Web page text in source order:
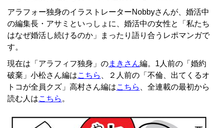
アラフォー独身のイラストレーターNobbyさんが、婚活中
の編集長・アサミといっしょに、婚活中の女性と「私たち
はなぜ婚活し続けるのか」まったり語り合うレポマンガで
す。
現在は「アラフィフ独身」のまきさん編。1人前の「婚約
破棄」小松さん編はこちら
、２人前の「不倫、出てくるオ
トコが全員クズ」高村さん編はこちら
、全連載の最初から
読む人はこちら 。